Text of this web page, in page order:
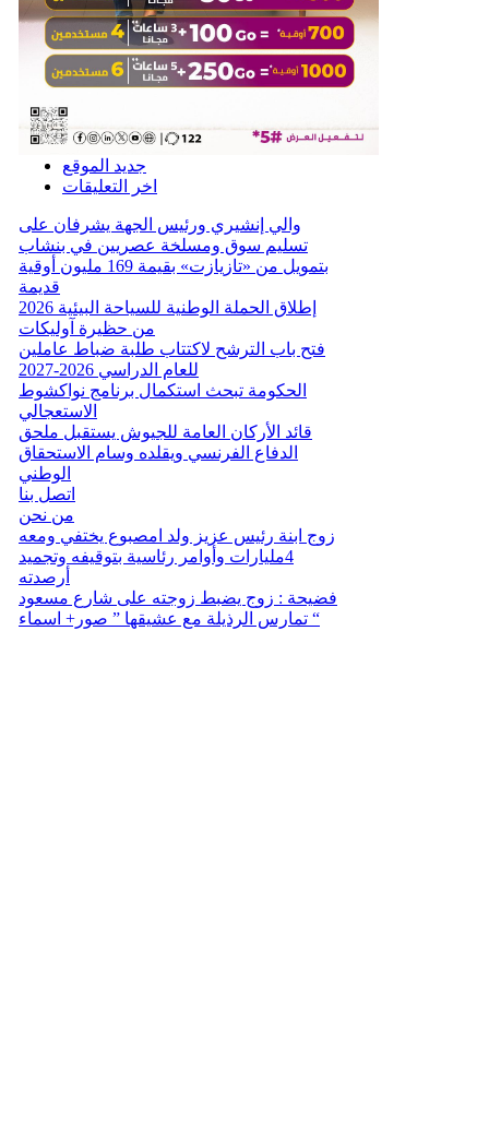
جديد الموقع
اخر التعليقات
والي إنشيري ورئيس الجهة يشرفان على
تسليم سوق ومسلخة عصريين في بنشاب
بتمويل من «تازيازت» بقيمة 169 مليون أوقية
قديمة
إطلاق الحملة الوطنية للسياحة البيئية 2026
من حظيرة آوليكات
فتح باب الترشح لاكتتاب طلبة ضباط عاملين
للعام الدراسي 2026-2027
الحكومة تبحث استكمال برنامج نواكشوط
الاستعجالي
قائد الأركان العامة للجيوش يستقبل ملحق
الدفاع الفرنسي ويقلده وسام الاستحقاق
الوطني
اتصل بنا
من نحن
زوج ابنة رئيس عزيز ولد امصبوع يختفي ومعه
4مليارات وأوامر رئاسية بتوقيفه وتجميد
أرصدته
فضيحة : زوج يضبط زوجته على شارع مسعود
تمارس الرذيلة مع عشيقها ” صور+ اسماء “